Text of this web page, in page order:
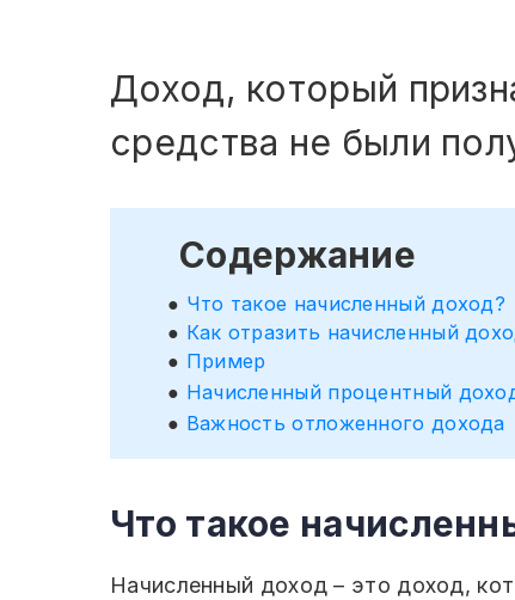
Доход, который
средства не были
Содержание
Что такое начисленный доход?
Как отразить начисленный
Пример
Начисленный процентный
Важность отложенного дохода
Что такое
Начисленный доход – это доход,